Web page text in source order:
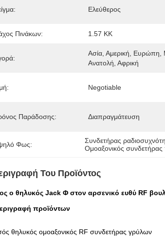
Ελεύθερος
Πινάκων: 1.57 ΚΚ
Ασία, Αμερική, Ευρώπη,
Ανατολή, Αφρική
Negotiable
Παράδοσης: Διαπραγμάτευση
Φως: Συνδετήρας
Ομοαξονικός
Του Προϊόντος
ο θηλυκός Jack Φ στον αρσενικό ευθύ RF
προϊόντων
θηλυκός ομοαξονικός RF συνδετήρας γρύλων